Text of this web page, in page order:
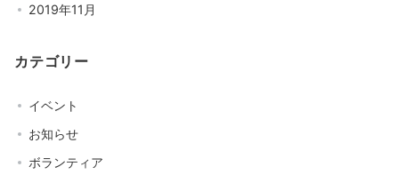
2019年11月
カテゴリー
イベント
お知らせ
ボランティア